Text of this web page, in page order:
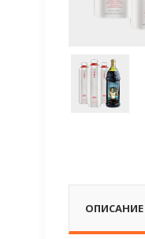
ОПИСАНИЕ